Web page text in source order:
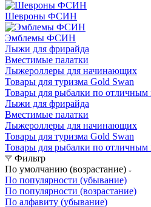
Шевроны ФСИН
Эмблемы ФСИН
Лыжи для фрирайда
Вместимые палатки
Лыжероллеры для начинающих
Товары для туризма Gold Swan
Товары для рыбалки по отличным
Лыжи для фрирайда
Вместимые палатки
Лыжероллеры для начинающих
Товары для туризма Gold Swan
Товары для рыбалки по отличным
Фильтр
По умолчанию (возрастание)
По популярности (убывание)
По популярности (возрастание)
По алфавиту (убывание)